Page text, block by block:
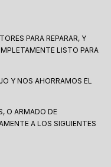
PARA REPARAR, Y
LISTO PARA
Y NOS AHORRAMOS EL
O ARMADO DE
A LOS SIGUIENTES